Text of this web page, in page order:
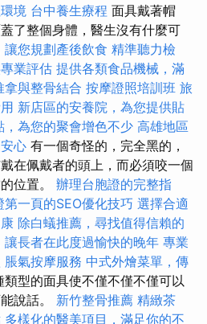
境 台中養生療程 面具戴著帽
了整個身體，醫生沒有什麼可
讓您規劃產後飲食 精準聽力檢
業評估 提供各類食品機械，滿
拿與整骨結合 按摩證照培訓班 旅
新店區的安養院，為您提供貼
為您的聚會增色不少 高雄地區
心 有一個奇怪的，完全黑的，
在佩戴者的頭上，而必須咬一個
位置。 辦理台胞證的完整指
第一頁的SEO優化技巧 選擇合適
除白蟻推薦，尋找值得信賴的
讓長者在此度過愉快的晚年 專業
脹氣按摩服務 中式外燴菜單，傳
類型的面具使不僅不僅不僅可以
說話。 新竹整骨推薦 精緻茶
多樣化的醫美項目，滿足你的不